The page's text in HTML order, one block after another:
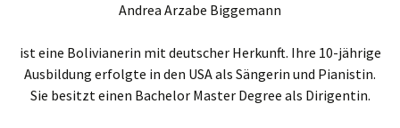
Andrea Arzabe Biggemann
ist eine Bolivianerin mit deutscher Herkunft. Ihre 10-jährige
Ausbildung erfolgte in den USA als Sängerin und Pianistin.
Sie besitzt einen Bachelor Master Degree als Dirigentin.